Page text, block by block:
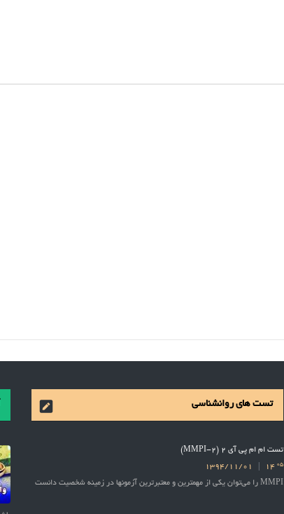
تست های روانشناسی
تست ام ام پی آی 2 (MMPI-2)
05
14
1394/11/01
MMPI را می‌توان یکی از مهمترین و معتبرترین آزمونها در زمینه شخصیت دانست